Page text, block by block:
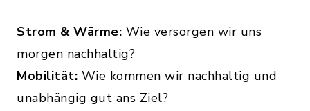
Strom & Wärme: Wie versorgen wir uns
morgen nachhaltig?
Mobilität: Wie kommen wir nachhaltig und
unabhängig gut ans Ziel?